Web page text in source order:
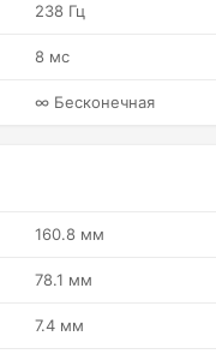
238 Гц
8 мс
∞ Бесконечная
160.8 мм
78.1 мм
7.4 мм